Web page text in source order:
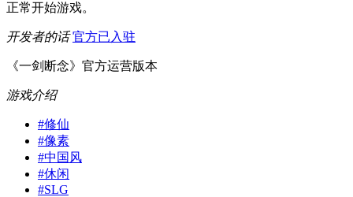
正常开始游戏。
开发者的话 官方已入驻
《一剑断念》官方运营版本
游戏介绍
#修仙
#像素
#中国风
#休闲
#SLG